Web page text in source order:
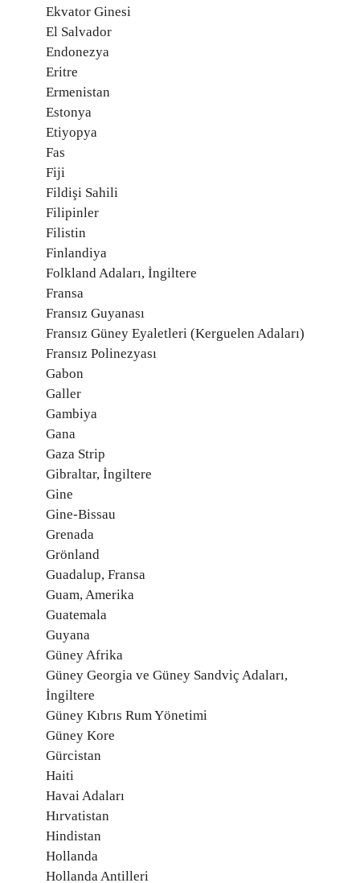
Ekvator Ginesi
El Salvador
Endonezya
Eritre
Ermenistan
Estonya
Etiyopya
Fas
Fiji
Fildişi Sahili
Filipinler
Filistin
Finlandiya
Folkland Adaları, İngiltere
Fransa
Fransız Guyanası
Fransız Güney Eyaletleri (Kerguelen Adaları)
Fransız Polinezyası
Gabon
Galler
Gambiya
Gana
Gaza Strip
Gibraltar, İngiltere
Gine
Gine-Bissau
Grenada
Grönland
Guadalup, Fransa
Guam, Amerika
Guatemala
Guyana
Güney Afrika
Güney Georgia ve Güney Sandviç Adaları,
İngiltere
Güney Kıbrıs Rum Yönetimi
Güney Kore
Gürcistan
Haiti
Havai Adaları
Hırvatistan
Hindistan
Hollanda
Hollanda Antilleri